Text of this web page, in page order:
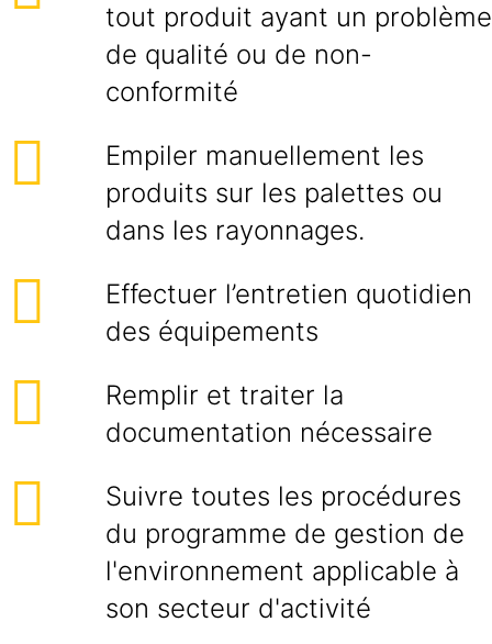
tout produit ayant un problème
de qualité ou de non-
conformité
Empiler manuellement les
produits sur les palettes ou
dans les rayonnages.
Effectuer l’entretien quotidien
des équipements
Remplir et traiter la
documentation nécessaire
Suivre toutes les procédures
du programme de gestion de
l'environnement applicable à
son secteur d'activité